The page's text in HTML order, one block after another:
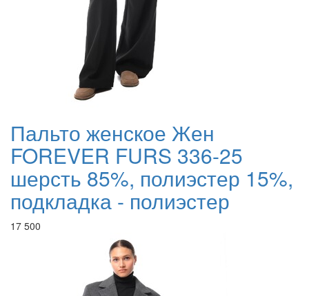
Пальто женское Жен
FOREVER FURS 336-25
шерсть 85%, полиэстер 15%,
подкладка - полиэстер
17 500